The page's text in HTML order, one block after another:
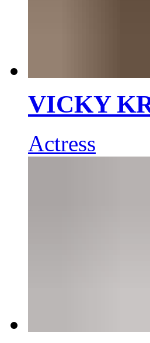
VICKY
Actress